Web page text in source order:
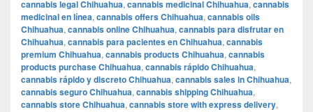
cannabis legal Chihuahua, cannabis medicinal Chihuahua, cannabis
medicinal en línea, cannabis offers Chihuahua, cannabis oils
Chihuahua, cannabis online Chihuahua, cannabis para disfrutar en
Chihuahua, cannabis para pacientes en Chihuahua, cannabis
premium Chihuahua, cannabis products Chihuahua, cannabis
products purchase Chihuahua, cannabis rápido Chihuahua,
cannabis rápido y discreto Chihuahua, cannabis sales in Chihuahua,
cannabis seguro Chihuahua, cannabis shipping Chihuahua,
cannabis store Chihuahua, cannabis store with express delivery,